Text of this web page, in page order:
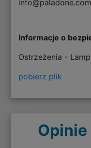
info@paladone.com
Informacje o
Ostrzeżenia -
pobierz plik